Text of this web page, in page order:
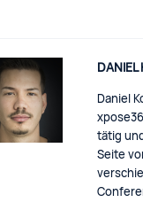
DANIEL
Daniel
tätig
Seite